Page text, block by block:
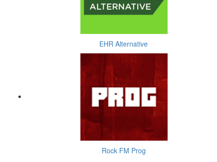
EHR Alternative
Rock FM Prog